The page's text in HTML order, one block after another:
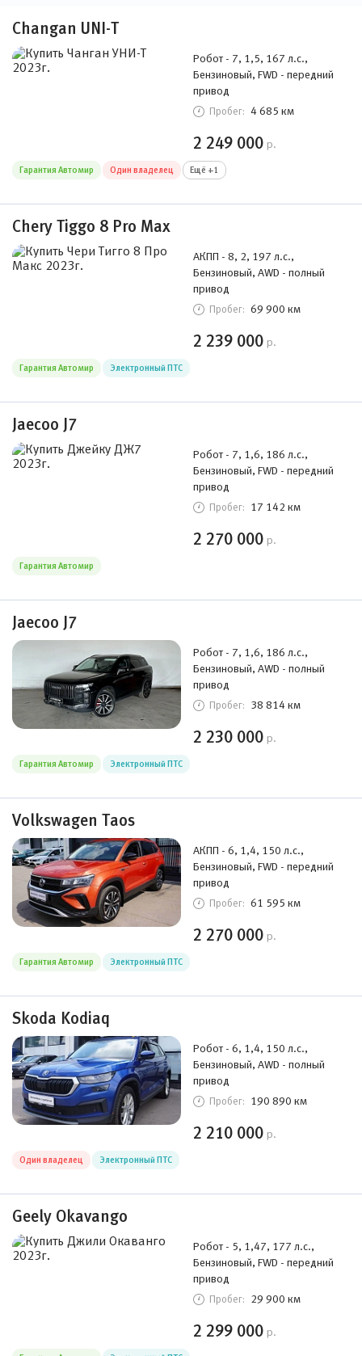
Changan UNI-T
Робот - 7, 1,5, 167 л.с.,
Бензиновый, FWD - передний
привод
Пробег: 4 685 км
2 249 000 р.
Гарантия Автомир Один владелец Ещё +1
Chery Tiggo 8 Pro Max
АКПП - 8, 2, 197 л.с.,
Бензиновый, AWD - полный
привод
Пробег: 69 900 км
2 239 000 р.
Гарантия Автомир Электронный ПТС
Jaecoo J7
Робот - 7, 1,6, 186 л.с.,
Бензиновый, FWD - передний
привод
Пробег: 17 142 км
2 270 000 р.
Гарантия Автомир
Jaecoo J7
Робот - 7, 1,6, 186 л.с.,
Бензиновый, AWD - полный
привод
Пробег: 38 814 км
2 230 000 р.
Гарантия Автомир Электронный ПТС
Volkswagen Taos
АКПП - 6, 1,4, 150 л.с.,
Бензиновый, FWD - передний
привод
Пробег: 61 595 км
2 270 000 р.
Гарантия Автомир Электронный ПТС
Skoda Kodiaq
Робот - 6, 1,4, 150 л.с.,
Бензиновый, AWD - полный
привод
Пробег: 190 890 км
2 210 000 р.
Один владелец Электронный ПТС
Geely Okavango
Робот - 5, 1,47, 177 л.с.,
Бензиновый, FWD - передний
привод
Пробег: 29 900 км
2 299 000 р.